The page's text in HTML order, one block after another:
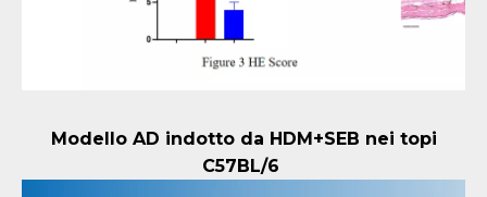
Modello AD indotto da HDM+SEB nei topi
C57BL/6